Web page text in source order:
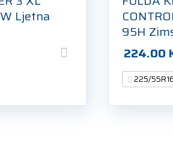
Ljetna
95H
224.00
225/